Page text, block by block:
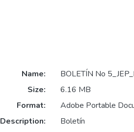
Name:
BOLETÍN No
Size:
6.16 MB
Format:
Adobe Portable
Description:
Boletín